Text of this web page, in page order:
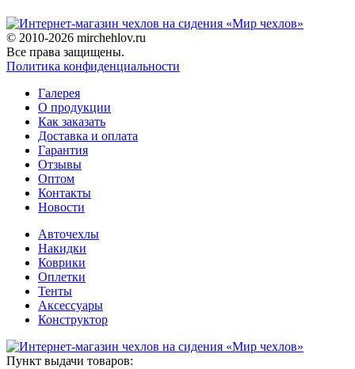
© 2010-2026 mirchehlov.ru
Все права защищены.
Политика конфиденциальности
Галерея
О продукции
Как заказать
Доставка и оплата
Гарантия
Отзывы
Оптом
Контакты
Новости
Авточехлы
Накидки
Коврики
Оплетки
Тенты
Аксессуары
Конструктор
Пункт выдачи товаров: